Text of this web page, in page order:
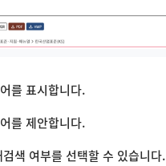
를 표시합니다.
를 제안합니다.
색 여부를 선택할 수 있습니다.